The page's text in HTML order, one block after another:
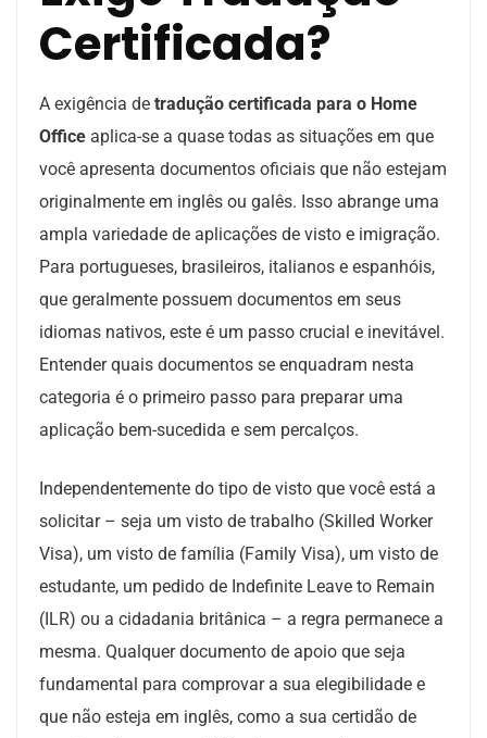
Certificada?
A exigência de tradução certificada para o Home
Office aplica-se a quase todas as situações em que
você apresenta documentos oficiais que não estejam
originalmente em inglês ou galês. Isso abrange uma
ampla variedade de aplicações de visto e imigração.
Para portugueses, brasileiros, italianos e espanhóis,
que geralmente possuem documentos em seus
idiomas nativos, este é um passo crucial e inevitável.
Entender quais documentos se enquadram nesta
categoria é o primeiro passo para preparar uma
aplicação bem-sucedida e sem percalços.
Independentemente do tipo de visto que você está a
solicitar – seja um visto de trabalho (Skilled Worker
Visa), um visto de família (Family Visa), um visto de
estudante, um pedido de Indefinite Leave to Remain
(ILR) ou a cidadania britânica – a regra permanece a
mesma. Qualquer documento de apoio que seja
fundamental para comprovar a sua elegibilidade e
que não esteja em inglês, como a sua certidão de